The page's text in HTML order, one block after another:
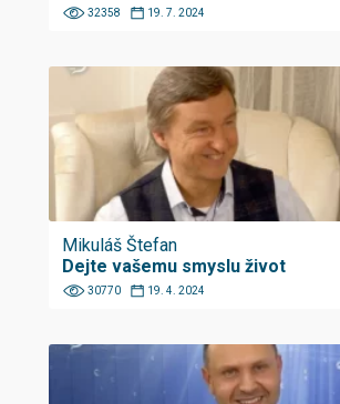
32358 19. 7. 2024
Mikuláš Štefan
Dejte vašemu smyslu život
30770 19. 4. 2024